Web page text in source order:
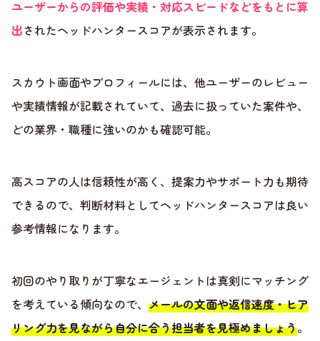
ユーザーからの評価や実績・対応スピードなどをもとに算
出されたヘッドハンタースコアが表示されます。
スカウト画面やプロフィールには、他ユーザーのレビュー
や実績情報が記載されていて、過去に扱っていた案件や、
どの業界・職種に強いのかも確認可能。
高スコアの人は信頼性が高く、提案力やサポート力も期待
できるので、判断材料としてヘッドハンタースコアは良い
参考情報になります。
初回のやり取りが丁寧なエージェントは真剣にマッチング
を考えている傾向なので、 メールの文面や返信速度・ヒア
リング力を見ながら自分に合う担当者を見極めましょう。